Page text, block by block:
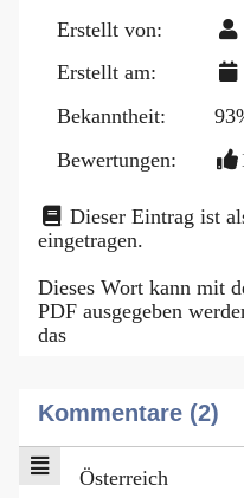
Erstellt von:
Erstellt am:
Bekanntheit:
Bewertungen:
Dieser Eintrag ist
eingetragen.
Dieses Wort kann mit
PDF ausgegeben
das
Kommentare (2)
Österreich